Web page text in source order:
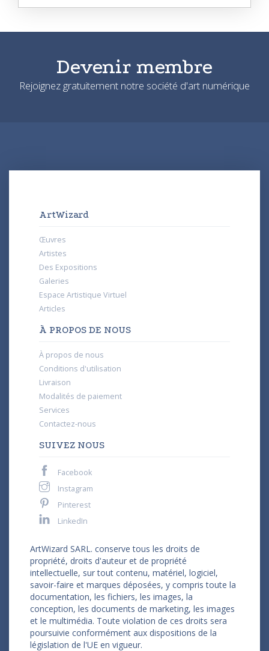
Devenir membre
Rejoignez gratuitement notre société d'art numérique
ArtWizard
Œuvres
Artistes
Des Expositions
Galeries
Espace Artistique Virtuel
Articles
À PROPOS DE NOUS
À propos de nous
Conditions d'utilisation
Livraison
Modalités de paiement
Services
Contactez-nous
SUIVEZ NOUS
Facebook
Instagram
Pinterest
LinkedIn
ArtWizard SARL. conserve tous les droits de
propriété, droits d'auteur et de propriété
intellectuelle, sur tout contenu, matériel, logiciel,
savoir-faire et marques déposées, y compris toute la
documentation, les fichiers, les images, la
conception, les documents de marketing, les images
et le multimédia. Toute violation de ces droits sera
poursuivie conformément aux dispositions de la
législation de l'UE en vigueur.